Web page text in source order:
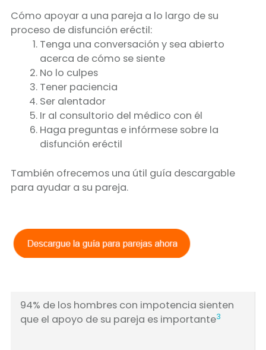
Cómo apoyar a una pareja a lo largo de su
proceso de disfunción eréctil:
Tenga una conversación y sea abierto
acerca de cómo se siente
No lo culpes
Tener paciencia
Ser alentador
Ir al consultorio del médico con él
Haga preguntas e infórmese sobre la
disfunción eréctil
También ofrecemos una útil guía descargable
para ayudar a su pareja.
94% de los hombres con impotencia sienten
que el apoyo de su pareja es importante3